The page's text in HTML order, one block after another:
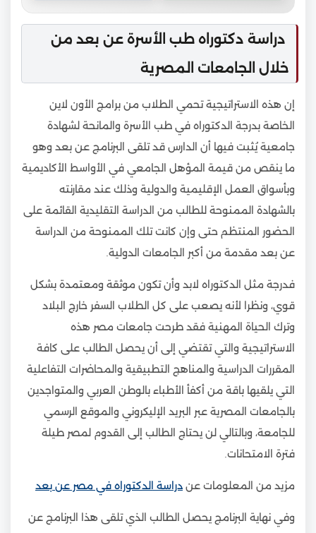
دراسة دكتوراه طب الأسرة عن بعد من
خلال الجامعات المصرية
إن هذه الاستراتيجية تحمي الطلاب من برامج الأون لاين
الخاصة بدرجة الدكتوراه في طب الأسرة والمانحة لشهادة
جامعية يُثبت فيها أن الدارس قد تلقى البرنامج عن بعد وهو
ما ينقص من قيمة المؤهل الجامعي في الأواسط الأكاديمية
وبأسواق العمل الإقليمية والدولية وذلك عند مقارنته
بالشهادة الممنوحة للطالب من الدراسة التقليدية القائمة على
الحضور المنتظم حتى وإن كانت تلك الممنوحة من الدراسة
عن بعد مقدمة من أكبر الجامعات الدولية.
فدرجة مثل الدكتوراه لابد وأن تكون موثقة ومعتمدة بشكل
قوي، ونظرا لأنه يصعب على كل الطلاب السفر خارج البلاد
وترك الحياة المهنية فقد طرحت جامعات مصر هذه
الاستراتيجية والتي تقتضي إلى أن يحصل الطالب على كافة
المقررات الدراسية والمناهج التطبيقية والمحاضرات التفاعلية
التي يلقيها باقة من أكفأ الأطباء بالوطن العربي والمتواجدين
بالجامعات المصرية عبر البريد الإليكروني والموقع الرسمي
للجامعة، وبالتالي لن يحتاج الطالب إلى القدوم لمصر طيلة
فترة الامتحانات.
مزيد من المعلومات عن دراسة الدكتوراه في مصر عن بعد
وفي نهاية البرنامج يحصل الطالب الذي تلقى هذا البرنامج عن